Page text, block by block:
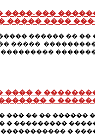
���
����� ����
������ ��
�����
�
�
�� �� ������
� ���������
�